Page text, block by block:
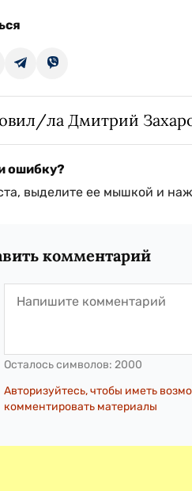
ла Дмитрий
ошибку?
выделите ее мышкой и
комментарий
Осталось символов: 2000
Авторизуйтесь, чтобы иметь
комментировать материалы